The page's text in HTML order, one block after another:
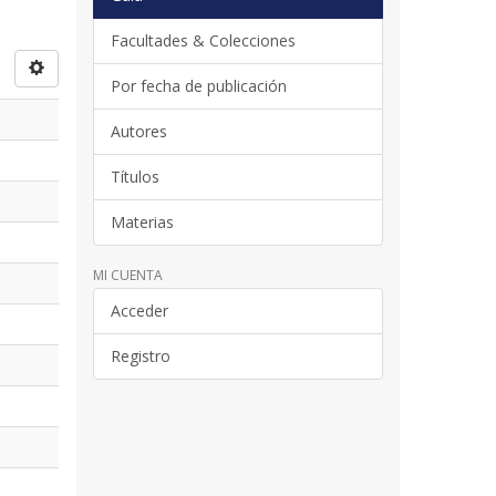
Facultades & Colecciones
Por fecha de publicación
Autores
Títulos
Materias
MI CUENTA
Acceder
Registro